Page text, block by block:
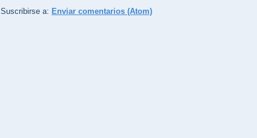
Suscribirse a: Enviar comentarios (Atom)